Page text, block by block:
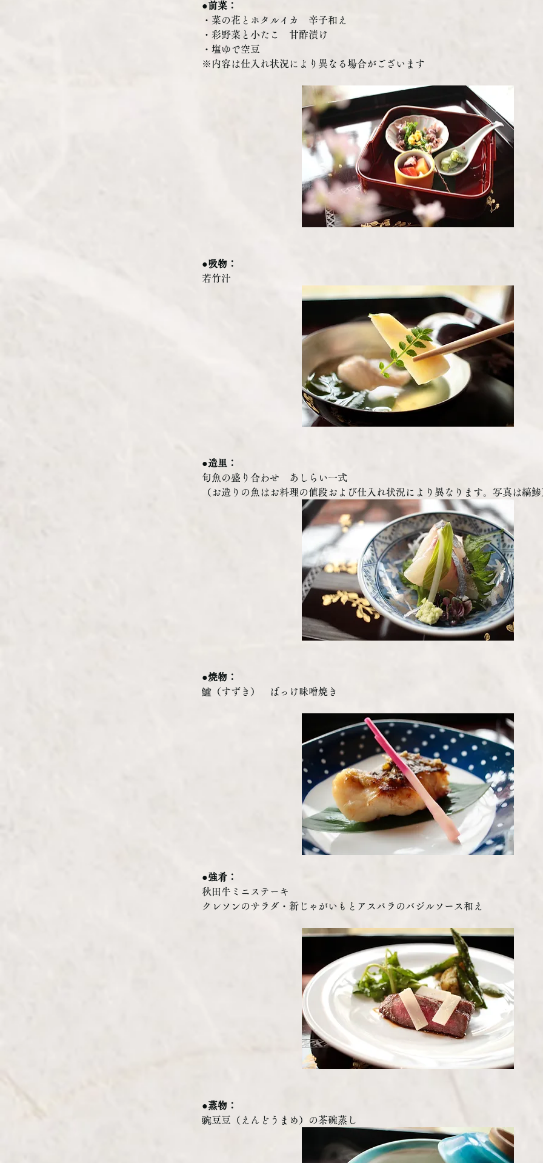
●前菜：
・ 菜の花とホタルイカ　辛子和え
・彩野菜と小たこ　甘酢漬け
・塩ゆで空豆
※内容は仕入れ状況により異なる場合がございます
●吸物：
若竹汁
●造里：
旬魚の盛り合わせ　あしらい一式
（お造りの魚はお料理の値段および仕入れ状況により異なります。写真は縞鯵
●焼物：
鱸（すずき）　ばっけ味噌焼き
●強肴：
秋田牛ミニステーキ
クレソンのサラダ・新じゃがいもとアスパラのバジルソース和え
●蒸物：
豌豆豆（えんどうまめ）の茶碗蒸し